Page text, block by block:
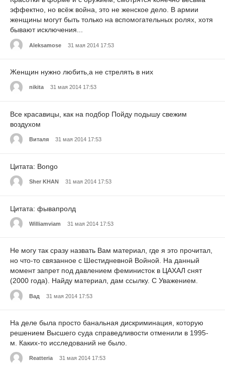
эффектно, но всёж война, это не женское дело. В армии
женщины могут быть только на вспомогательных ролях, хотя
бывают исключения...
Aleksamose 31 мая 2014 17:53
Женщин нужно любить,а не стрелять в них
nikita 31 мая 2014 17:53
Все красавицы, как на подбор Пойду подышу свежим
воздухом
Виталя 31 мая 2014 17:53
Цитата: Bongo
Sher KHAN 31 мая 2014 17:53
Цитата: фывапролд
Williamviam 31 мая 2014 17:53
Не могу так сразу назвать Вам материал, где я это прочитал,
но что-то связанное с Шестидневной Войной. На данный
момент запрет под давлением феминисток в ЦАХАЛ снят
(2000 года). Найду материал, дам ссылку. С Уважением.
Вад 31 мая 2014 17:53
На деле была просто банальная дискриминация, которую
решением Высшего суда справедливости отменили в 1995-
м. Каких-то исследований не было.
Reatteria 31 мая 2014 17:53